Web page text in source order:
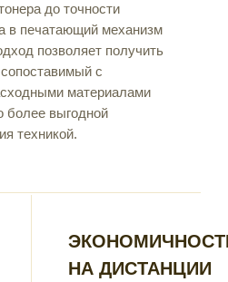
до точности
в печатающий механизм
позволяет получить
сопоставимый с
материалами
более выгодной
техникой.
НА ДИСТАНЦИИ